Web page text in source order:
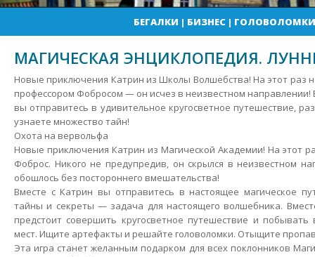
БЕГАЛКИ | БИЗНЕС| ГОЛОВОЛОМКИ
МАГИЧЕСКАЯ ЭНЦИКЛОПЕДИЯ.
Новые приключения Катрин из Школы Волшебства! На этот раз
профессором Фобросом — он исчез в неизвестном
вы отправитесь в удивительное кругосветное путешествие,
узнаете множество тайн!
Охота на вервольфа
Новые приключения Катрин из Магической Академии! На этот
Фоброс. Никого не предупредив, он скрылся в неизвестном
обошлось без постороннего вмешательства!
Вместе с Катрин вы отправитесь в настоящее магическое
тайны и секреты — задача для настоящего волшебника.
предстоит совершить кругосветное путешествие и
мест. Ищите артефакты и решайте головоломки. Отыщите
Эта игра станет желанным подарком для всех поклонников